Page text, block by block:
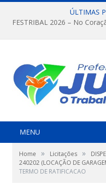
ÚLTIMAS
MENU
Home » Licitações »
240202 (LOCAÇÃO DE
TERMO DE RATIFICACAO